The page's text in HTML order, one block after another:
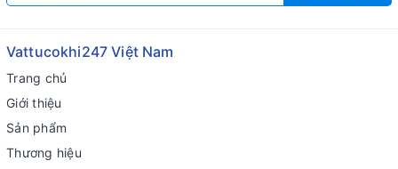
Vattucokhi247 Việt Nam
Trang chủ
Giới thiệu
Sản phẩm
Thương hiệu